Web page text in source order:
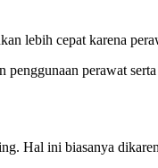
lebih cepat karena
perawat
Hal ini biasanya